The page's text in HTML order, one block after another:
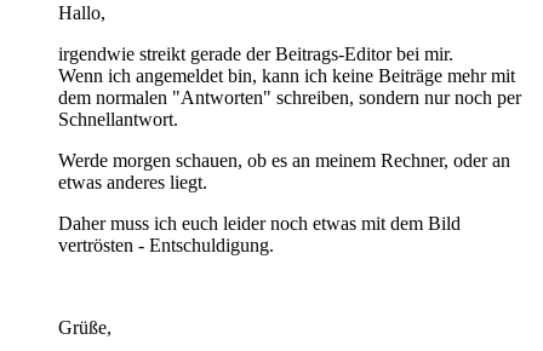
Hallo,
irgendwie streikt gerade der Beitrags-Editor bei mir.
Wenn ich angemeldet bin, kann ich keine Beiträge mehr mit
dem normalen "Antworten" schreiben, sondern nur noch per
Schnellantwort.
Werde morgen schauen, ob es an meinem Rechner, oder an
etwas anderes liegt.
Daher muss ich euch leider noch etwas mit dem Bild
vertrösten - Entschuldigung.
Grüße,